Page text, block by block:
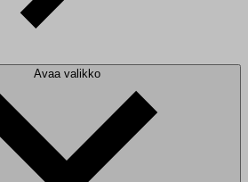
Avaa valikko